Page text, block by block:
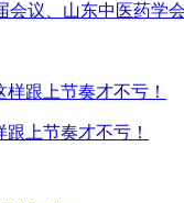
议、山东中医药学
上节奏才不亏！